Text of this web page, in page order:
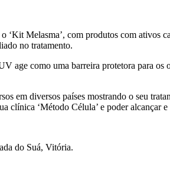
Melasma’, com produtos com ativos
no tratamento.
como uma barreira protetora para os
em diversos países mostrando o seu
clínica ‘Método Célula’ e poder alcançar
do Suá, Vitória.